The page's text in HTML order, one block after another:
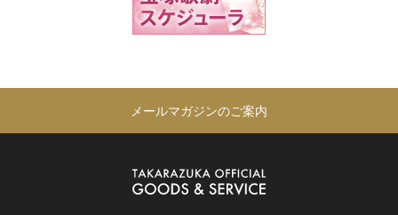
メールマガジンのご案内